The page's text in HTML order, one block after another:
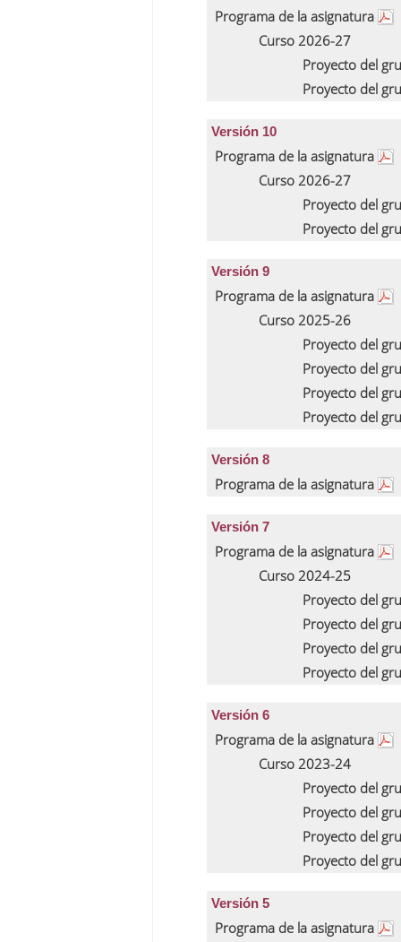
Programa de la asignatura
Curso 2026-27
Proyecto del
Proyecto del
Versión 10
Programa de la asignatura
Curso 2026-27
Proyecto del
Proyecto del
Versión 9
Programa de la asignatura
Curso 2025-26
Proyecto del
Proyecto del
Proyecto del
Proyecto del
Versión 8
Programa de la asignatura
Versión 7
Programa de la asignatura
Curso 2024-25
Proyecto del
Proyecto del
Proyecto del
Proyecto del
Versión 6
Programa de la asignatura
Curso 2023-24
Proyecto del
Proyecto del
Proyecto del
Proyecto del
Versión 5
Programa de la asignatura